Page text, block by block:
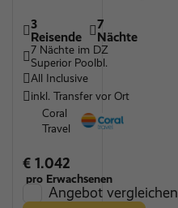
3
Reisende
7
Nächte
7 Nächte im DZ
Superior Poolbl.
All Inclusive
inkl. Transfer vor Ort
Coral
Travel
€ 1.042
pro Erwachsenen
Angebot vergleichen